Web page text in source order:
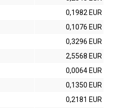
0,1982 EUR
0,1076 EUR
0,3296 EUR
2,5568 EUR
0,0064 EUR
0,1350 EUR
0,2181 EUR